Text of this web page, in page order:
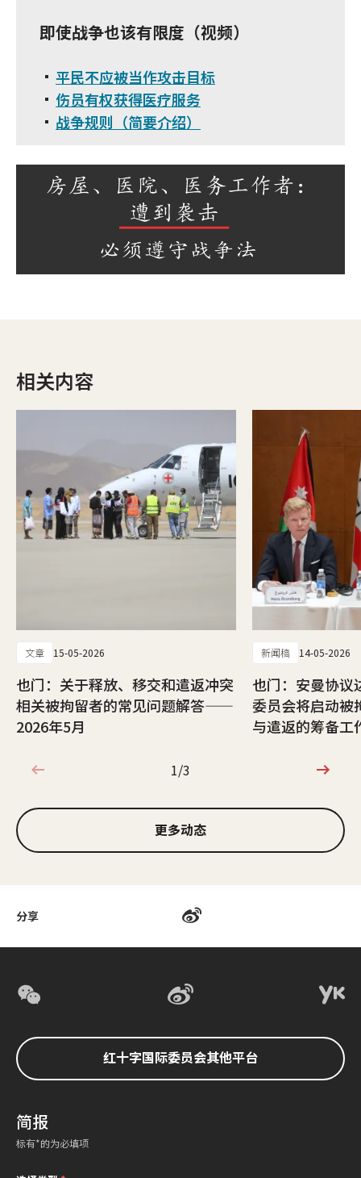
分享
即使战争也该有限度（视频）
平民不应被当作攻击目标
伤员有权获得医疗服务
战争规则（简要介绍）
相关内容
文章 15-05-2026
也门：关于释放、移交和遣返冲突
相关被拘留者的常见问题解答——
2026年5月
新闻稿 14-05-2026
也门：安曼协议
委员会将启动被
与遣返的筹备工
1/3
1/3
更多动态
红十字国际委员会其他平台
简报
标有*的为必填项